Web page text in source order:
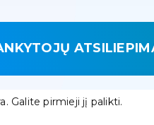
Galite pirmieji jį palikti.